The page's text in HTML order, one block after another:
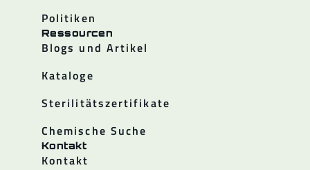
Politiken
Ressourcen
Blogs und Artikel
Kataloge
Sterilitätszertifikate
Chemische Suche
Kontakt
Kontakt